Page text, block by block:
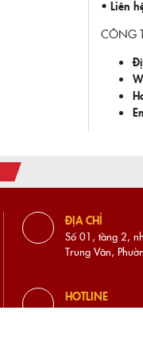
• Liên
CÔNG
ĐỊA CHỈ
Số 01, tầng 2,
Trung Văn,
HOTLINE
0941.93.66.33